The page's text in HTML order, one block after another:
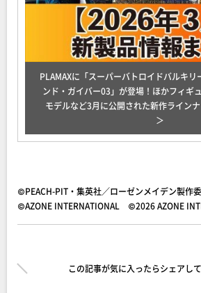
PLAMAXに「スーパーバトロイドバルキリ
ンド・ガイバー03」が登場！ほかフィギ
モデルなど3月に公開された新作ライン
©PEACH-PIT・集英社／ローゼンメイデン製
©AZONE INTERNATIONAL ©2026 AZONE
この記事が気に入ったらシェアし